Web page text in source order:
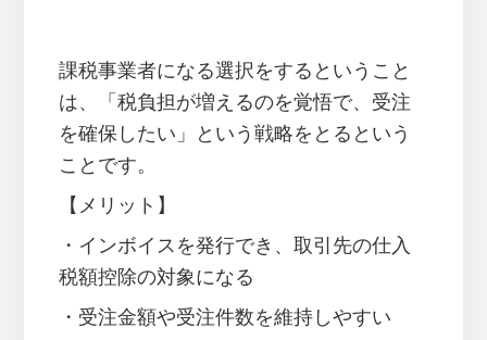
課税事業者になる選択をするということ
は、「税負担が増えるのを覚悟で、受注
を確保したい」という戦略をとるという
ことです。
【メリット】
・インボイスを発行でき、取引先の仕入
税額控除の対象になる
・受注金額や受注件数を維持しやすい